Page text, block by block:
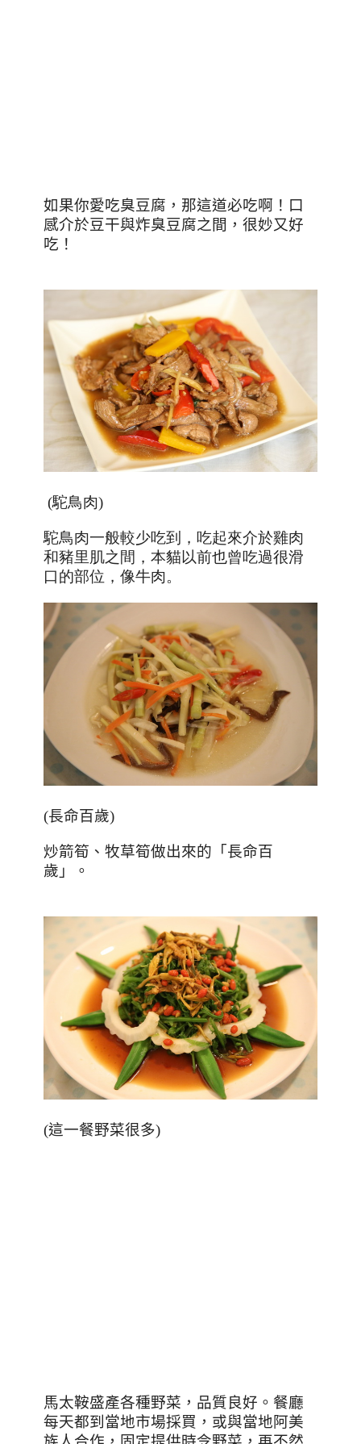
如果你愛吃臭豆腐，那這道必吃啊！口
感介於豆干與炸臭豆腐之間，很妙又好
吃！
(駝鳥肉)
駝鳥肉一般較少吃到，吃起來介於雞肉
和豬里肌之間，本貓以前也曾吃過很滑
口的部位，像牛肉。
(長命百歲)
炒箭筍、牧草筍做出來的「長命百
歲」。
(這一餐野菜很多)
馬太鞍盛產各種野菜，品質良好。餐廳
每天都到當地市場採買，或與當地阿美